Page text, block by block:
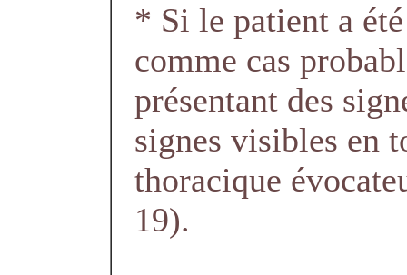
* Si le patient a
comme cas
présentant des
signes visibles en
thoracique
19).